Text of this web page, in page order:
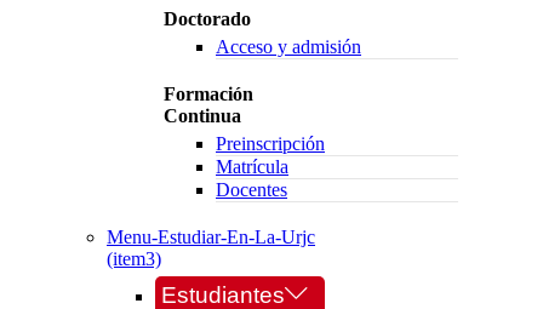
Doctorado
Acceso y admisión
Formación
Continua
Preinscripción
Matrícula
Docentes
Menu-Estudiar-En-La-Urjc
(item3)
Estudiantes